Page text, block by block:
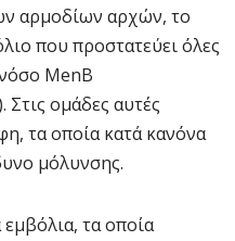
αρμοδίων αρχών, το
που προστατεύει όλες
MenB
Στις ομάδες αυτές
τα οποία κατά κανόνα
μόλυνσης.
τα οποία